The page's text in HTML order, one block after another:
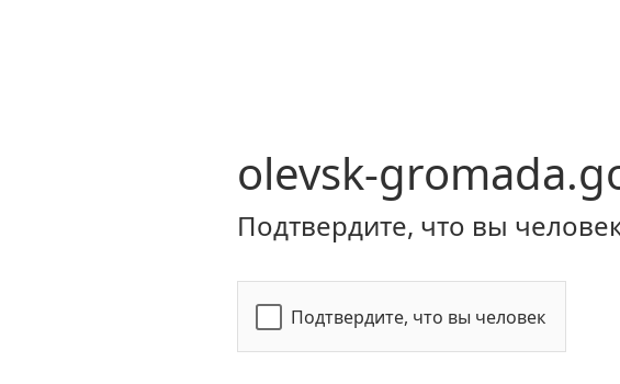
olevsk-
Подтвердите, что вы
Подтвердите, что вы человек